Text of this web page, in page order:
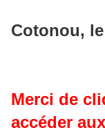
Cotonou,
Merci de
accéder